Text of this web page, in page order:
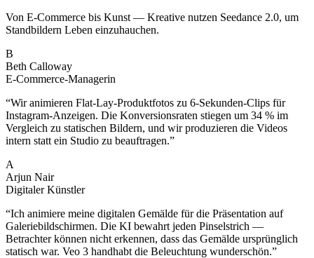
Von E-Commerce bis Kunst — Kreative nutzen Seedance 2.0, um
Standbildern Leben einzuhauchen.
B
Beth Calloway
E-Commerce-Managerin
“Wir animieren Flat-Lay-Produktfotos zu 6-Sekunden-Clips für
Instagram-Anzeigen. Die Konversionsraten stiegen um 34 % im
Vergleich zu statischen Bildern, und wir produzieren die Videos
intern statt ein Studio zu beauftragen.”
A
Arjun Nair
Digitaler Künstler
“Ich animiere meine digitalen Gemälde für die Präsentation auf
Galeriebildschirmen. Die KI bewahrt jeden Pinselstrich —
Betrachter können nicht erkennen, dass das Gemälde ursprünglich
statisch war. Veo 3 handhabt die Beleuchtung wunderschön.”